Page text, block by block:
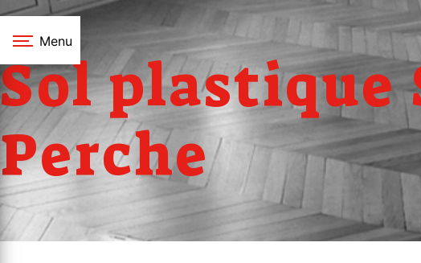
Panneau de gestion des cookies
Menu
Sol
Perche